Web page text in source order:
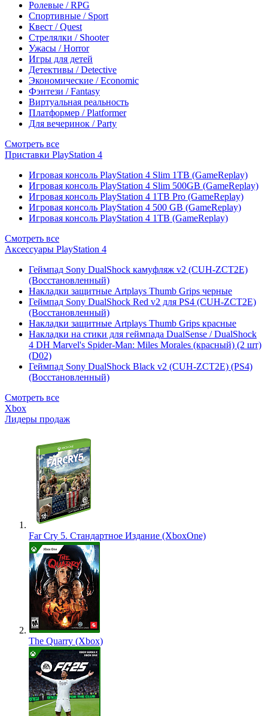
Ролевые / RPG
Спортивные / Sport
Квест / Quest
Стрелялки / Shooter
Ужасы / Horror
Игры для детей
Детективы / Detective
Экономические / Economic
Фэнтези / Fantasy
Виртуальная реальность
Платформер / Platformer
Для вечеринок / Party
Смотреть все
Приставки PlayStation 4
Игровая консоль PlayStation 4 Slim 1TB (GameReplay)
Игровая консоль PlayStation 4 Slim 500GB (GameReplay)
Игровая консоль PlayStation 4 1TB Pro (GameReplay)
Игровая консоль PlayStation 4 500 GB (GameReplay)
Игровая консоль PlayStation 4 1TB (GameReplay)
Смотреть все
Аксессуары PlayStation 4
Геймпад Sony DualShock камуфляж v2 (CUH-ZCT2E)
(Восстановленный)
Накладки защитные Artplays Thumb Grips черные
Геймпад Sony DualShock Red v2 для PS4 (CUH-ZCT2E)
(Восстановленный)
Накладки защитные Artplays Thumb Grips красные
Накладки на стики для геймпада DualSense / DualShock
4 DH Marvel's Spider-Man: Miles Morales (красный) (2 шт)
(D02)
Геймпад Sony DualShock Black v2 (CUH-ZCT2E) (PS4)
(Восстановленный)
Смотреть все
Xbox
Лидеры продаж
Far Cry 5. Стандартное Издание (XboxOne)
The Quarry (Xbox)